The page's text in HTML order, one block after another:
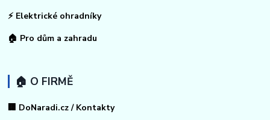
⚡ Elektrické ohradníky
🏠 Pro dům a zahradu
🏠 O FIRMĚ
🏢 DoNaradi.cz / Kontakty